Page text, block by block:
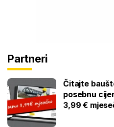
Partneri
Čitajte
posebnu
3,99 €